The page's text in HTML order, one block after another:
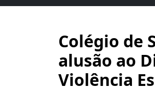
Colégio de
alusão ao
Violência